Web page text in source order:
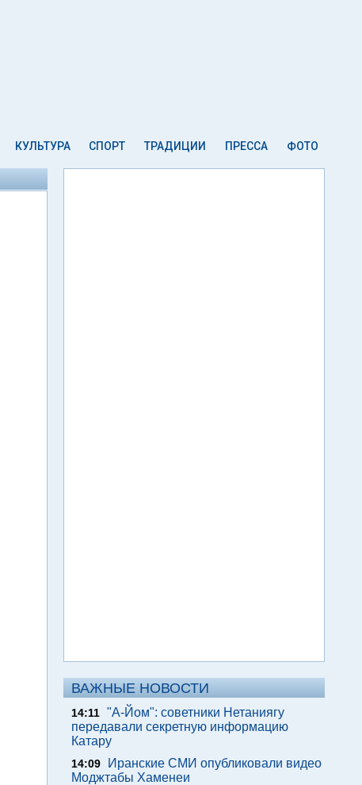
КУЛЬТУРА СПОРТ ТРАДИЦИИ ПРЕССА ФОТО
ВАЖНЫЕ НОВОСТИ
14:11 "А-Йом": советники Нетаниягу
передавали секретную информацию
Катару
14:09
Иранские СМИ опубликовали видео
Моджтабы Хаменеи